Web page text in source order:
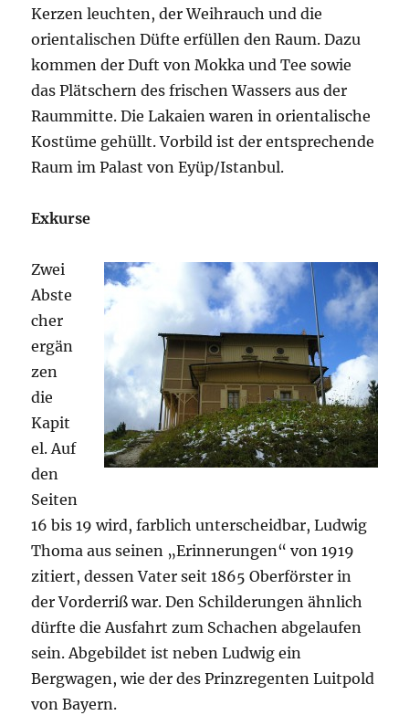
Kerzen leuchten, der Weihrauch und die
orientalischen Düfte erfüllen den Raum. Dazu
kommen der Duft von Mokka und Tee sowie
das Plätschern des frischen Wassers aus der
Raummitte. Die Lakaien waren in orientalische
Kostüme gehüllt. Vorbild ist der entsprechende
Raum im Palast von Eyüp/Istanbul.
Exkurse
Zwei
Abste
cher
ergän
zen
die
Kapit
el. Auf
den
Seiten
16 bis 19 wird, farblich unterscheidbar, Ludwig
Thoma aus seinen „Erinnerungen“ von 1919
zitiert, dessen Vater seit 1865 Oberförster in
der Vorderriß war. Den Schilderungen ähnlich
dürfte die Ausfahrt zum Schachen abgelaufen
sein. Abgebildet ist neben Ludwig ein
Bergwagen, wie der des Prinzregenten Luitpold
von Bayern.